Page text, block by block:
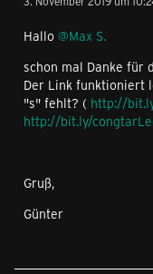
Hallo @Max S.
schon mal Danke für
Der Link funktioniert
"s" fehlt? ( http://
http://bit.ly/
Gruß,
Günter